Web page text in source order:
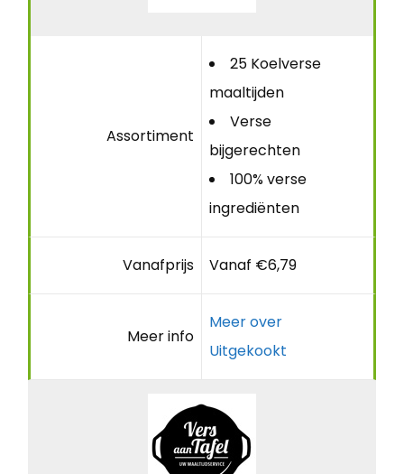
Assortiment
25 Koelverse
maaltijden
Verse
bijgerechten
100% verse
ingrediënten
Vanafprijs Vanaf €6,79
Meer info
Meer over
Uitgekookt